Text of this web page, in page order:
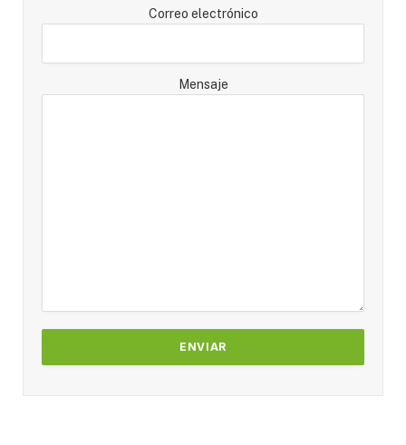
Correo electrónico
Mensaje